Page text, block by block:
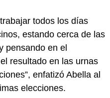
todos los días
estando cerca de las
pensando en el
resultado en las urnas
enfatizó Abella al
elecciones.